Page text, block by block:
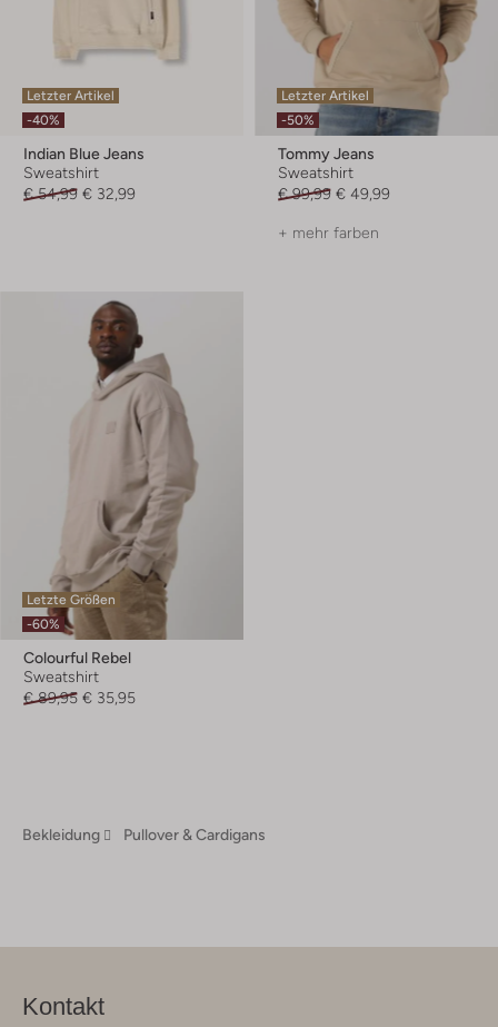
Letzter Artikel
-40%
Indian Blue Jeans
Sweatshirt
€ 54,99 € 32,99
Letzter Artikel
-50%
Tommy Jeans
Sweatshirt
€ 99,99 € 49,99
+ mehr farben
Letzte Größen
-60%
Colourful Rebel
Sweatshirt
€ 89,95 € 35,95
Bekleidung Pullover & Cardigans
Kontakt